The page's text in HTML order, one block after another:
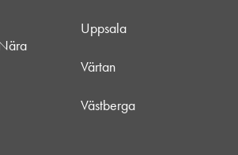
Uppsala
Värtan
Västberga